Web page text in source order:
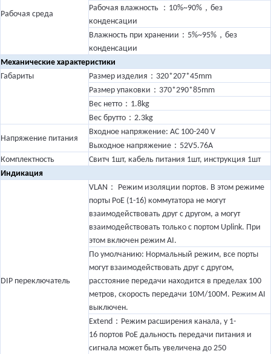
Рабочая среда
Рабочая влажность
： 10%~90% ，без
конденсации
Влажность при хранении ： 5%~95% ，без
конденсации
Механические характеристики
Габариты
Размер изделия ： 320*207*45mm
Размер упаковки ： 370*290*85mm
Вес нетто ： 1.8kg
Вес брутто ：2.3kg
Напряжение питания
Входное напряжение: AC 100-240 V
Выходное напряжение ： 52V5.76A
Комплектность
Свитч 1шт, кабель питания 1шт, инструкция 1шт
Индикация
DIP переключатель
VLAN ：
Режим изоляции портов. В этом режиме
порты PoE (1-16) коммутатора не могут
взаимодействовать друг с другом, а могут
взаимодействовать только с портом Uplink. При
этом включен режим AI.
По умолчанию: Нормальный режим, все порты
могут взаимодействовать друг с другом,
расстояние передачи находится в пределах 100
метров, скорость передачи 10M/100M. Режим AI
выключен.
Extend ： Режим расширения канала, у 1-
16 портов PoE дальность передачи питания и
сигнала может быть увеличена до 250